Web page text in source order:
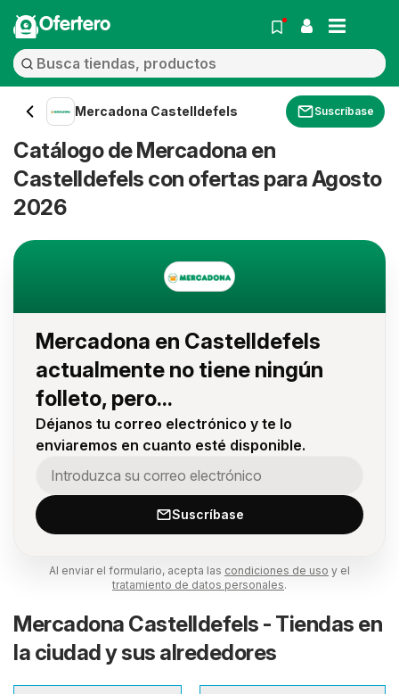
Ofertero
Mercadona Castelldefels Suscríbase
Catálogo de Mercadona en
Castelldefels con ofertas para Agosto
2026
Mercadona en Castelldefels
actualmente no tiene ningún
folleto, pero...
Déjanos tu correo electrónico y te lo
enviaremos en cuanto esté disponible.
Suscríbase
Al enviar el formulario, acepta las condiciones de uso y el
tratamiento de datos personales.
Mercadona Castelldefels - Tiendas en
la ciudad y sus alrededores